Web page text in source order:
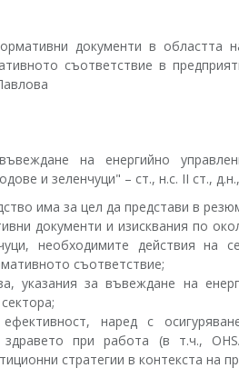
документи в областта
съответствие в
на енергийно
и зеленчуци" – ст., н.с. ІІ ст.,
има за цел да представи в
документи и изисквания по
необходимите действия
съответствие;
указания за въвеждане на
наред с
здравето при работа (в т.ч.,
стратегии в контекста на